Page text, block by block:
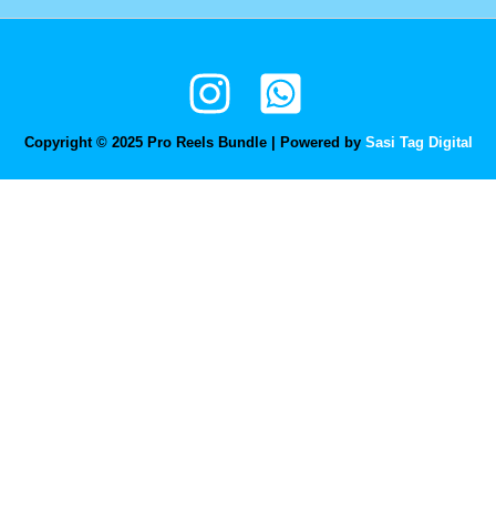
Copyright © 2025 Pro Reels Bundle | Powered by Sasi Tag Digital